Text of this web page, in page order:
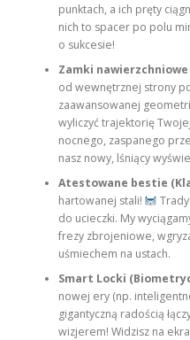
punktach, a ich pręty
nich to spacer po polu
o sukcesie!
Zamki nawierzchniowe
od wewnętrznej strony
zaawansowanej
wyliczyć trajektorię
nocnego, zaspanego
nasz nowy, lśniący
Atestowane bestie
hartowanej stali!
do ucieczki. My
frezy zbrojeniowe,
uśmiechem na ustach.
Smart Locki
nowej ery (np.
gigantyczną radością
wizjerem! Widzisz na